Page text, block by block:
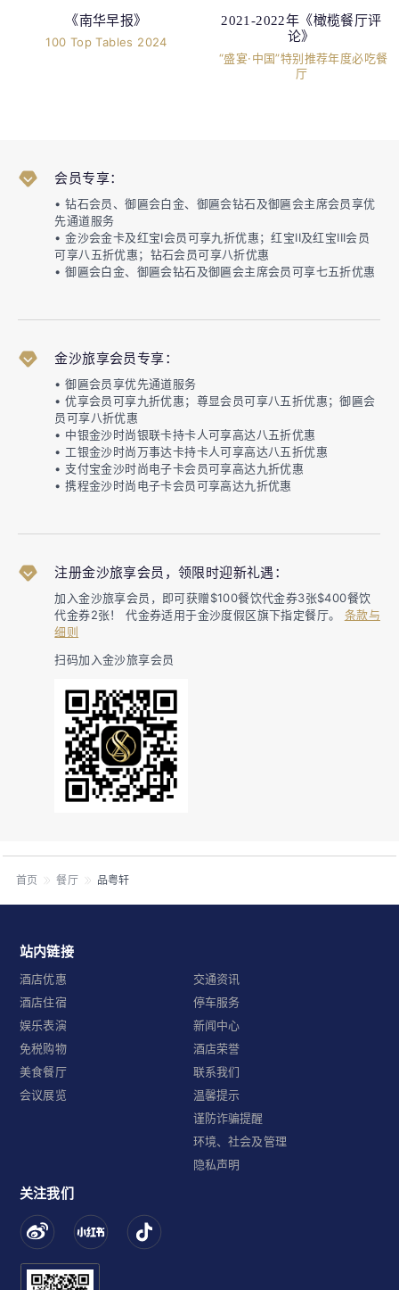
《南华早报》
100 Top Tables 2024
2021-2022年《橄榄餐厅评
论》
“盛宴·中国”特别推荐年度必吃餐
厅
会员专享：
• 钻石会员、御匾会白金、御匾会钻石及御匾会主席会员享优
先通道服务
• 金沙会金卡及红宝I会员可享九折优惠；红宝II及红宝III会员
可享八五折优惠；钻石会员可享八折优惠
• 御匾会白金、御匾会钻石及御匾会主席会员可享七五折优惠
金沙旅享会员专享：
• 御匾会员享优先通道服务
• 优享会员可享九折优惠；尊显会员可享八五折优惠；御匾会
员可享八折优惠
• 中银金沙时尚银联卡持卡人可享高达八五折优惠
• 工银金沙时尚万事达卡持卡人可享高达八五折优惠
• 支付宝金沙时尚电子卡会员可享高达九折优惠
• 携程金沙时尚电子卡会员可享高达九折优惠
注册金沙旅享会员，领限时迎新礼遇：
加入金沙旅享会员，即可获赠$100餐饮代金券3张$400餐饮
代金券2张！ 代金券适用于金沙度假区旗下指定餐厅。 条款与
细则
扫码加入金沙旅享会员
首页 餐厅 品粤轩
站内链接
酒店优惠
酒店住宿
娱乐表演
免税购物
美食餐厅
会议展览
交通资讯
停车服务
新闻中心
酒店荣誉
联系我们
温馨提示
谨防诈骗提醒
环境、社会及管理
隐私声明
关注我们